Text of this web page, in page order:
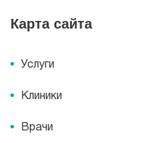
Карта сайта
Услуги
Клиники
Врачи